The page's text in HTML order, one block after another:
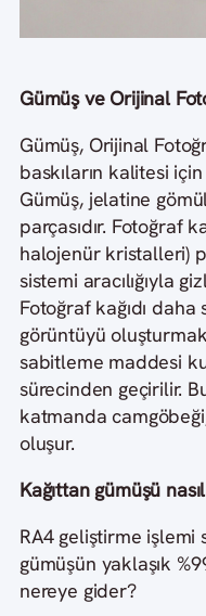
Gümüş ve Orijinal
Gümüş, Orijinal
baskıların kalitesi
Gümüş, jelatine
parçasıdır. Fotoğraf
halojenür kristalleri)
sistemi aracılığıyla
Fotoğraf kağıdı
görüntüyü
sabitleme maddesi
sürecinden geçirilir.
katmanda
oluşur.
Kağıttan gümüşü
RA4 geliştirme işlemi
gümüşün yaklaşık
nereye gider?